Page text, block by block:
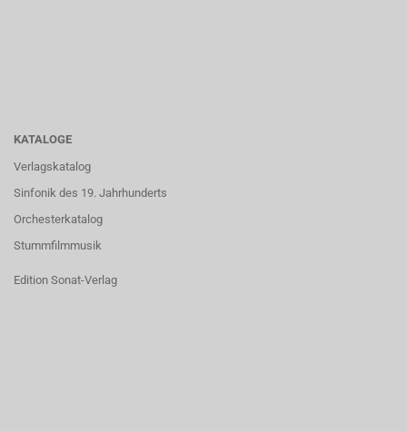
KATALOGE
Verlagskatalog
Sinfonik des 19. Jahrhunderts
Orchesterkatalog
Stummfilmmusik
Edition Sonat-Verlag